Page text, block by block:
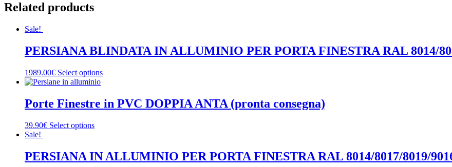
Related products
Sale!
PERSIANA BLINDATA IN ALLUMINIO PER PORTA FINESTRA RAL 8014/
1989.00€ Select options
Porte Finestre in PVC DOPPIA ANTA (pronta consegna)
39.90€ Select options
Sale!
PERSIANA IN ALLUMINIO PER PORTA FINESTRA RAL 8014/8017/8019/